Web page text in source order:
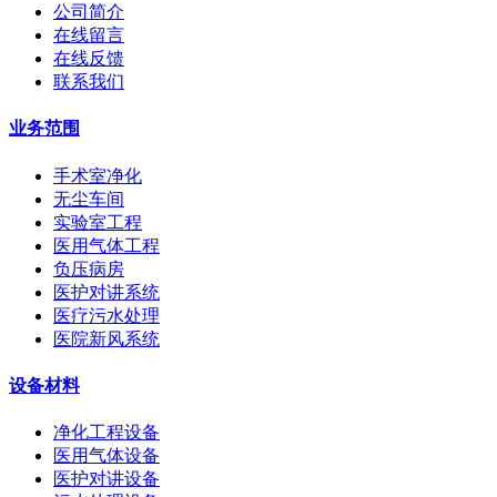
公司简介
在线留言
在线反馈
联系我们
业务范围
手术室净化
无尘车间
实验室工程
医用气体工程
负压病房
医护对讲系统
医疗污水处理
医院新风系统
设备材料
净化工程设备
医用气体设备
医护对讲设备